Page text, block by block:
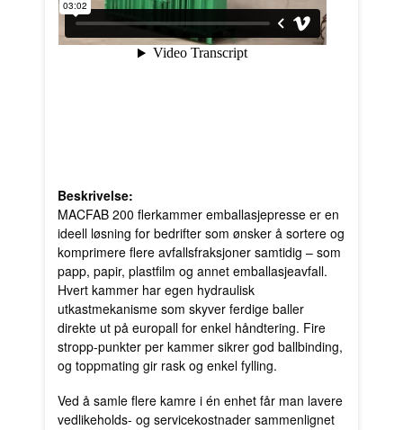
Beskrivelse:
MACFAB 200 fler­kammer emballasjepresse er en
ideell løsning for bedrifter som ønsker å sortere og
komprimere flere avfallsfraksjoner samtidig – som
papp, papir, plastfilm og annet emballasjeavfall.
Hvert kammer har egen hydraulisk
utkastmekanisme som skyver ferdige baller
direkte ut på europall for enkel håndtering. Fire
stropp-punkter per kammer sikrer god ballbinding,
og toppmating gir rask og enkel fylling.
Ved å samle flere kamre i én enhet får man lavere
vedlikeholds- og servicekostnader sammenlignet